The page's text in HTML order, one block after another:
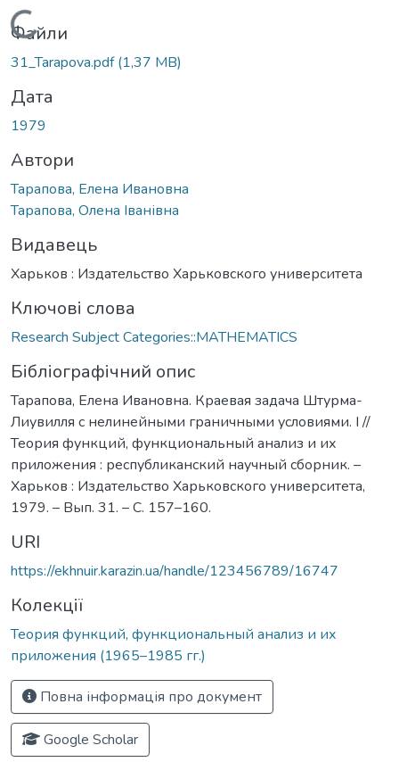
Вантажиться...
Файли
31_Tarapova.pdf(1,37 MB)
Дата
1979
Автори
Тарапова, Елена Ивановна
Тарапова, Олена Іванівна
Видавець
Харьков : Издательство Харьковского университета
Ключові слова
Research Subject Categories::MATHEMATICS
Бібліографічний опис
Тарапова, Елена Ивановна. Краевая задача Штурма-
Лиувилля с нелинейными граничными условиями. I //
Теория функций, функциональный анализ и их
приложения : республиканский научный сборник. –
Харьков : Издательство Харьковского университета,
1979. – Вып. 31. – С. 157–160.
URI
https://ekhnuir.karazin.ua/handle/123456789/16747
Колекції
Теория функций, функциональный анализ и их
приложения (1965–1985 гг.)
Повна інформація про документ
Google Scholar